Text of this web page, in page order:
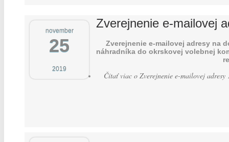
november
25
2019
Zverejnenie e-mailovej
Zverejnenie e-mailovej adresy na
náhradníka do okrskovej volebnej
Čítať viac o Zverejnenie e-mailovej adresy